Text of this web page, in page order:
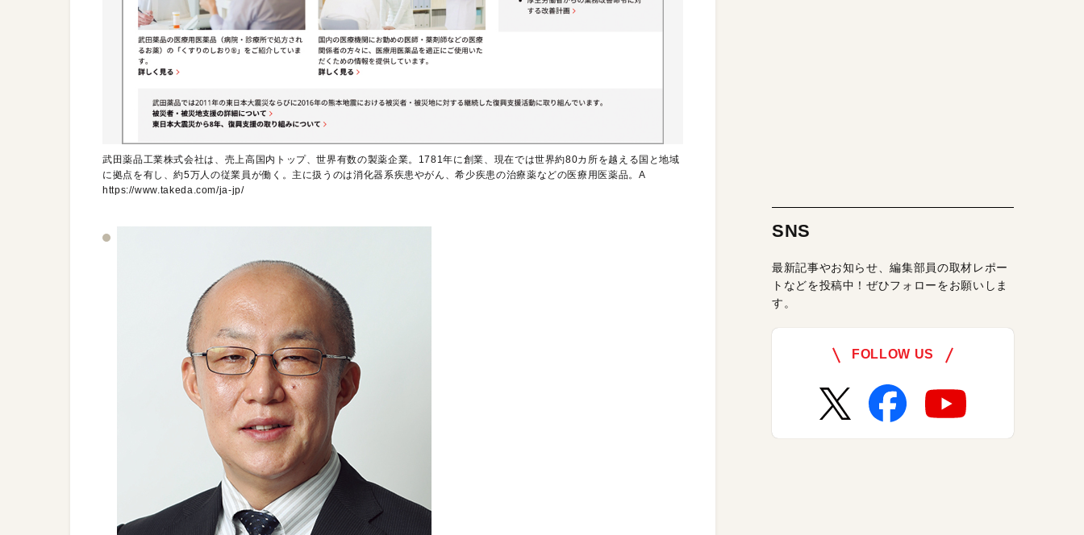
武田薬品工業株式会社は、売上高国内トップ、世界有数の製薬企業。1781年に創業、現在では世界約80カ所を越える国と地域
に拠点を有し、約5万人の従業員が働く。主に扱うのは消化器系疾患やがん、希少疾患の治療薬などの医療用医薬品。A
https://www.takeda.com/ja-jp/
SNS
最新記事やお知らせ、編集部員の取材レポー
トなどを投稿中！ぜひフォローをお願いしま
す。
FOLLOW US